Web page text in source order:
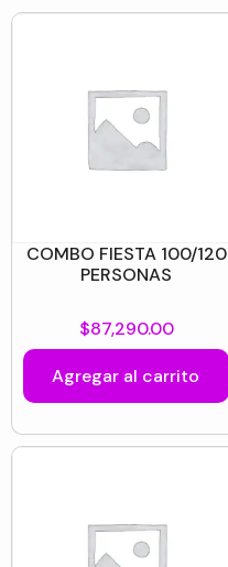
COMBO FIESTA 100/120
PERSONAS
$87,290.00
Agregar al carrito